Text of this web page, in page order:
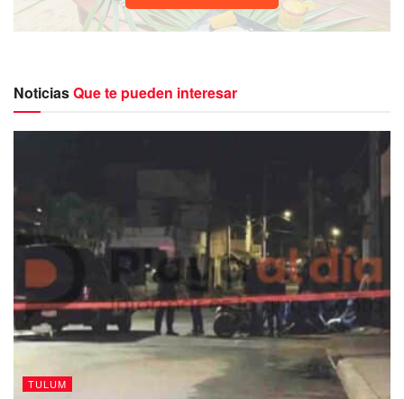
Rocío Alely May Tuz fue la creadora de este innovador
platillo,
Cobró
notoriedad en el concurso gastronómico dentro del
Festival de la Langosta 2023.
“La Langosta al Coco en Tulum es mucho
más que un plato, es una experiencia
culinaria que te sumerge en la magia de
nuestro pueblo. Este plato está
cuidadosamente seleccionado para resaltar
los sabores de la región, es una muestra de
NoticiasQue te pueden interesar
TULUM